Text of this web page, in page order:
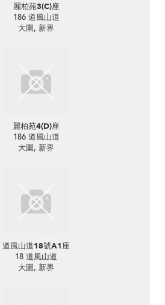
麗柏苑3(C)座
186 道風山道
大圍, 新界
麗柏苑4(D)座
186 道風山道
大圍, 新界
道風山道18號A1座
18 道風山道
大圍, 新界